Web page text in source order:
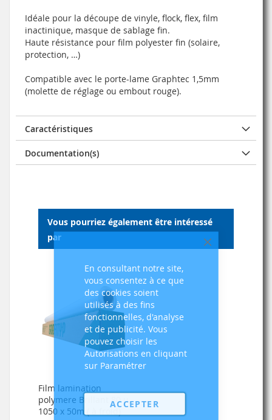
Fermer
En consultant notre site,
vous consentez à ce que
des cookies soient
utilisés à des fins
fonctionnelles, d'analyse
et de publicité. Vous
pouvez choisir les
Autorisations en cliquant
sur Paramétrer
ACCEPTER
Idéale pour la découpe de vinyle, flock, flex, film
inactinique, masque de sablage fin.
Haute résistance pour film polyester fin (solaire,
protection, …)
Compatible avec le porte-lame Graphtec 1,5mm
(molette de réglage ou embout rouge).
Caractéristiques
Documentation(s)
Vous pourriez également être intéressé
par
Film lamination
polymere Brillant 80 µ,
1050 x 50m ( à froid)